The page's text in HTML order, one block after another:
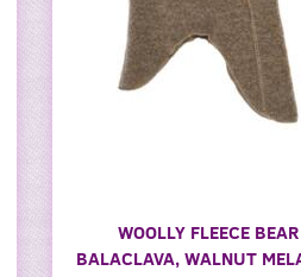
WOOLLY FLEECE BEAR
BALACLAVA, WALNUT